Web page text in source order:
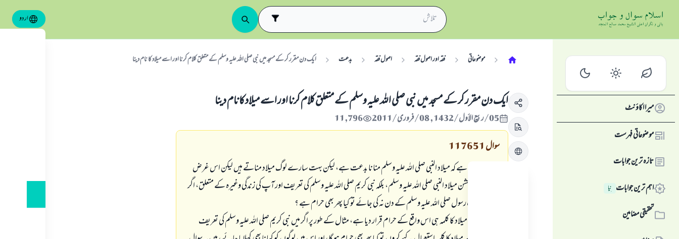
اردو
میرا اکاؤنٹ
موضوعاتی فہرست
تازہ ترین جوابات
اہم ترین جوابات نِیا
تحقیقی مضامین
موضوعاتی فقہ اور اصول فقہ اصول فقہ بدعت ايك دن مقرر كر كے مسجد ميں نبى صلى اللہ عليہ وسلم كے متعلق كلام كرنا اور اسے ميلاد كا نام دينا
ايك دن مقرر كر كے مسجد ميں نبى صلى اللہ عليہ وسلم كے متعلق كلام كرنا اور اسے ميلاد كا نام دينا
05/ربيع الأول/1432 , 08/فروری/2011 11,796
سوال117651
يہ تو معروف ہے كہ ميلاد النبى صلى اللہ عليہ وسلم منانا بدعت ہے، ليكن بہت سارے لوگ ميلاد مناتے ہيں ليكن اس غرض
سے نہيں كہ جشن ميلاد النبى صلى اللہ عليہ وسلم، بلكہ نبى كريم صلى اللہ عليہ وسلم كى تعريف اور آپ كى زندگى وغيرہ كے متعلق، اگر
يہ چيز ولادت رسول صلى اللہ عليہ وسلم كے دن نہ كى جائے تو كيا پھر بھى حرام ہے ؟
اور كيا فى ذاتہ ميلاد كا كلمہ ہى اس واقع كے حرام قرار ديا ہے، مثال كے طور پر اگر ميں نبى كريم صلى اللہ عليہ وسلم كى تعريف